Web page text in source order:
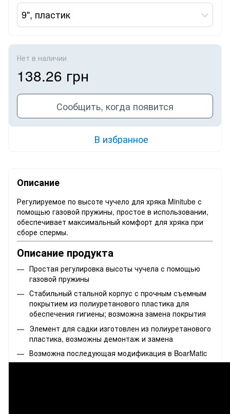
9", пластик
Нет в наличии
138.26 грн
Сообщить, когда появится
В избранное
Описание
Регулируемое по высоте чучело для хряка Minitube с
помощью газовой пружины, простое в использовании,
обеспечивает максимальный комфорт для хряка при
сборе спермы.
Описание продукта
Простая регулировка высоты чучела с помощью
газовой пружины
Стабильный стальной корпус с прочным съемным
покрытием из полиуретанового пластика для
обеспечения гигиены; возможна замена покрытия
Элемент для садки изготовлен из полиуретанового
пластика, возможны демонтаж и замена
Возможна последующая модификация в BoarMatic